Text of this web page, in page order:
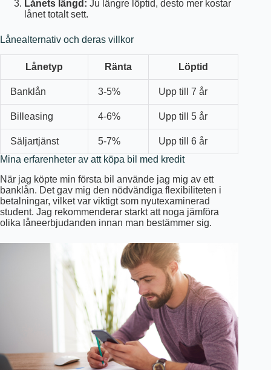
Lånets längd: Ju längre löptid, desto mer kostar
lånet totalt sett.
Lånealternativ och deras villkor
Lånetyp Ränta Löptid
Banklån 3-5% Upp till 7 år
Billeasing 4-6% Upp till 5 år
Säljartjänst 5-7%
Upp till 6 år
Mina erfarenheter av att köpa bil med kredit
När jag köpte min första bil använde jag mig av ett
banklån. Det gav mig den nödvändiga flexibiliteten i
betalningar, vilket var viktigt som nyutexaminerad
student. Jag rekommenderar starkt att noga jämföra
olika låneerbjudanden innan man bestämmer sig.